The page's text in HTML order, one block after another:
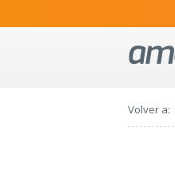
Volver a: